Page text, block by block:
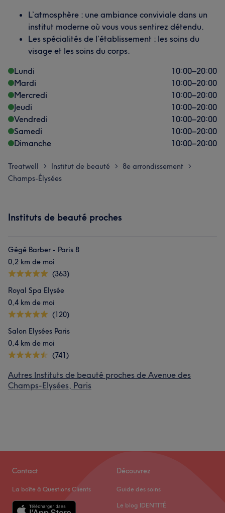
L’atmosphère : une ambiance conviviale dans un
institut moderne où vous vous sentirez détendu.
Les spécialités de l’établissement : les soins du
visage et les soins du corps.
Lundi
10:00–20:00
Mardi
10:00–20:00
Mercredi
10:00–20:00
Jeudi
10:00–20:00
Vendredi
10:00–20:00
Samedi
10:00–20:00
Dimanche
10:00–20:00
Treatwell > Institut de beauté > 8e arrondissement >
Champs-Élysées
Instituts de beauté proches
Gégé Barber - Paris 8
0,2 km de moi
(363)
Royal Spa Elysée
0,4 km de moi
(120)
Salon Elysées Paris
0,4 km de moi
(741)
Autres Instituts de beauté proches de Avenue des
Champs-Elysées, Paris
Contact
La boîte à Questions Clients
Découvrez
Guide des soins
Le blog IDENTITÉ